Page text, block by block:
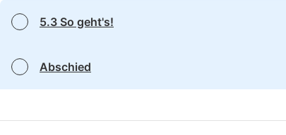
5.3 So geht's!
Abschied